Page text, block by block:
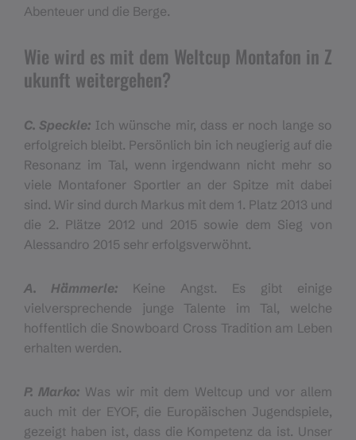
Abenteuer und die Berge.
Wie wird es mit dem Weltcup Montafon in Z
ukunft weitergehen?
C. Speckle: Ich wünsche mir, dass er noch lange so
erfolgreich bleibt. Persönlich bin ich neugierig auf die
Resonanz im Tal, wenn irgendwann nicht mehr so
viele Montafoner Sportler an der Spitze mit dabei
sind. Wir sind durch Markus mit dem 1. Platz 2013 und
die 2. Plätze 2012 und 2015 sowie dem Sieg von
Alessandro 2015 sehr erfolgsverwöhnt.
A. Hämmerle: Keine Angst. Es gibt einige
vielversprechende junge Talente im Tal, welche
hoffentlich die Snowboard Cross Tradition am Leben
erhalten werden.
P. Marko: Was wir mit dem Weltcup und vor allem
auch mit der EYOF, die Europäischen Jugendspiele,
gezeigt haben ist, dass die Kompetenz da ist. Unser